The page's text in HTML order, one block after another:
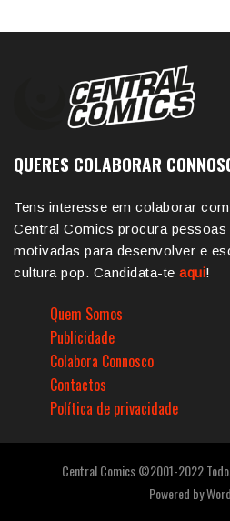
QUERES COLABORAR
Tens interesse em colaborar
Central Comics procura pessoas
motivadas para desenvolver e
cultura pop. Candidata-te aqui!
Quem Somos
Publicidade
Colabora Connosco
Contactos
Política de privacidade
Central Comics ©2001-2022
Powered by